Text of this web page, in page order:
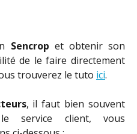
Sencrop et obtenir son
de le faire directement
trouverez le tuto ici.
, il faut bien souvent
service client, vous